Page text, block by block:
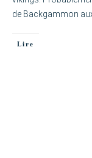
de Backgammon
Lire